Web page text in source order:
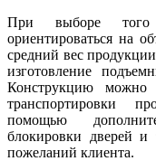
При выборе
ориентироваться на
средний вес
изготовление
Конструкцию
транспортировки
помощью
блокировки дверей и
пожеланий клиента.